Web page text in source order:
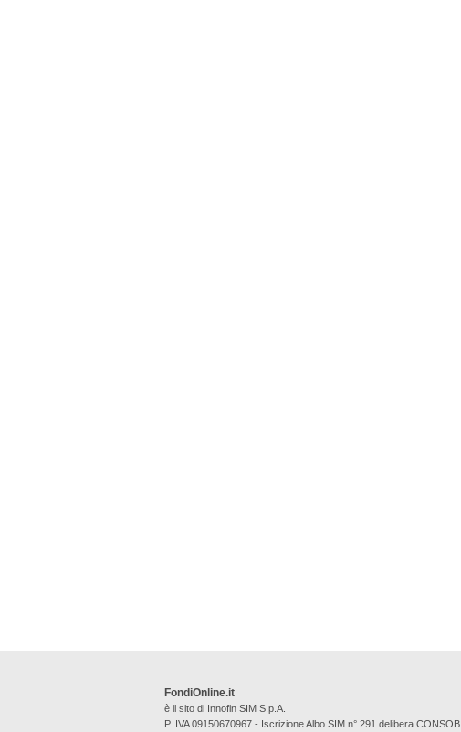
FondiOnline.it
è il sito di Innofin SIM S.p.A.
P. IVA 09150670967 - Iscrizione Albo SIM n° 291 delibera CONSOB